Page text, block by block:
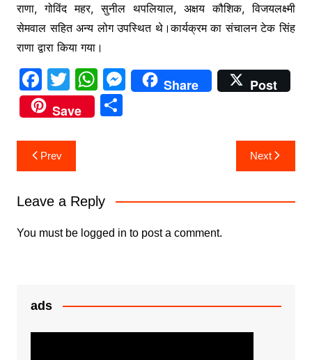
राणा, गोविंद महर, सुनील थपलियाल, अक्षय कौशिक, विजयलक्ष्मी
सेमवाल सहित अन्य लोग उपस्थित थे।कार्यक्रम का संचालन टेक सिंह
राणा द्वारा किया गया।
F
a
c
e
b
o
k
T
w
itt
er
W
h
at
p
p
M
e
er
Share
Post
Save
S
Post
navigation
Prev Next
Leave a Reply
You must be logged in to post a comment.
ads